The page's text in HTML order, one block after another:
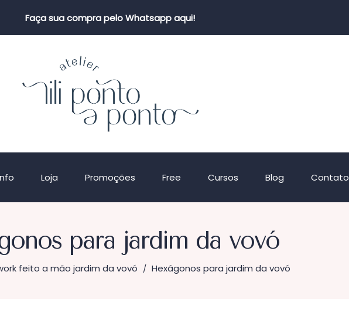
Faça sua compra pelo Whatsapp aqui!
Loja Promoções Free Cursos Blog Contato
para jardim da vovó
feito a mão jardim da vovó / Hexágonos para jardim da vovó